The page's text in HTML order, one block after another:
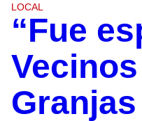
LOCAL
“Fue